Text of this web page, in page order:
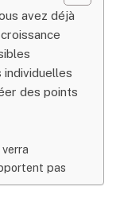
avez déjà
individuelles
des points
pas